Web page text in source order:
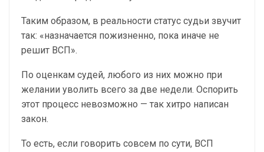
Таким образом, в реальности статус судьи звучит
так: «назначается пожизненно, пока иначе не
решит ВСП».
По оценкам судей, любого из них можно при
желании уволить всего за две недели. Оспорить
этот процесс невозможно — так хитро написан
закон.
То есть, если говорить совсем по сути, ВСП